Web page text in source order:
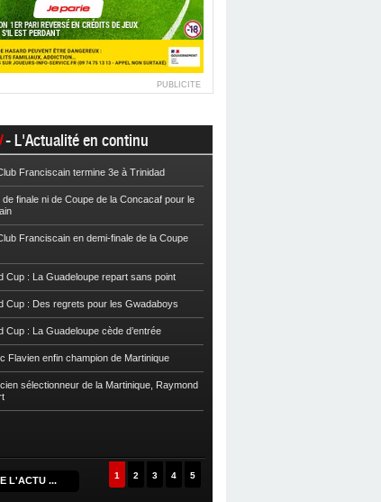
PUBLICITE
- L'Actualité en continu
Franciscain termine 3e à Trinidad
de finale ni de Coupe de la Concacaf pour le
Franciscain en demi-finale de la Coupe
Cup : La Guadeloupe repart sans point
Cup : Des regrets pour les Gwadaboys
Cup : La Guadeloupe cède d’entrée
Flavien enfin champion de Martinique
sélectionneur de la Martinique, Raymond
L'ACTU ... 1 2 3 4 5